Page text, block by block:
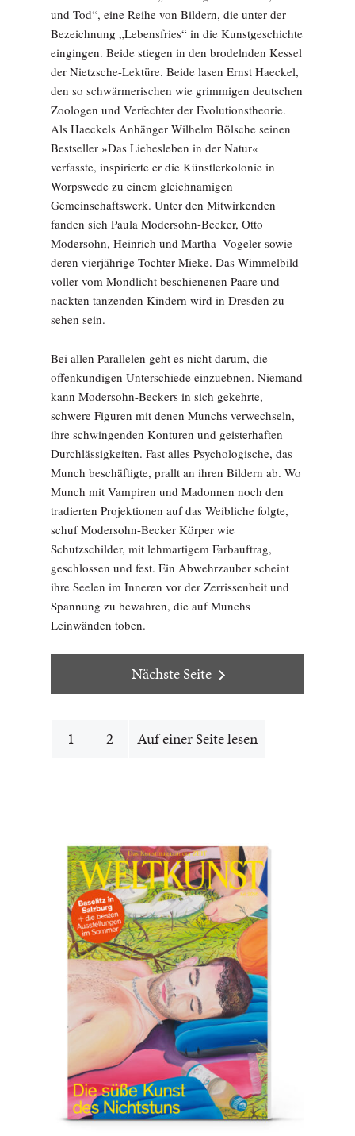
und Tod“, eine Reihe von Bildern, die unter der
Bezeichnung „Lebensfries“ in die Kunstgeschichte
eingingen. Beide stiegen in den brodelnden Kessel
der Nietzsche-Lektüre. Beide lasen Ernst Haeckel,
den so schwärmerischen wie grimmigen deutschen
Zoologen und Verfechter der Evolutionstheorie.
Als Haeckels Anhänger Wilhelm Bölsche seinen
Bestseller »Das Liebesleben in der Natur«
verfasste, inspirierte er die Künstlerkolonie in
Worpswede zu einem gleichnamigen
Gemeinschaftswerk. Unter den Mitwirkenden
fanden sich Paula Modersohn-Becker, Otto
Modersohn, Heinrich und Martha ­ Vogeler sowie
deren vierjährige Tochter Mieke. Das Wimmelbild
voller vom Mondlicht beschienenen Paare und
nackten tanzenden Kindern wird in Dresden zu
sehen sein.
Bei allen Parallelen geht es nicht darum, die
offenkundigen Unterschiede einzuebnen. Niemand
kann Modersohn-Beckers in sich gekehrte,
schwere Figuren mit denen Munchs verwechseln,
ihre schwingenden Konturen und geisterhaften
Durchlässigkeiten. Fast alles Psychologische, das
Munch beschäftigte, prallt an ihren Bildern ab. Wo
Munch mit Vampiren und Madonnen noch den
tradierten Projektionen auf das Weibliche folgte,
schuf Modersohn-Becker Körper wie
Schutzschilder, mit lehmartigem Farbauftrag,
geschlossen und fest. Ein Abwehrzauber scheint
ihre Seelen im Inneren vor der Zerrissenheit und
Spannung zu bewahren, die auf Munchs
Leinwänden toben.
Nächste Seite
1 2 Auf einer Seite lesen